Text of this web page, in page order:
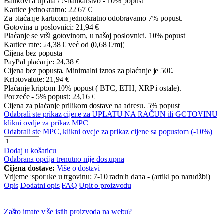
Kartice jednokratno: 22,67 €
Za plaćanje karticom jednokratno odobravamo 7% popust.
Gotovina u poslovnici: 21,94 €
Plaćanje se vrši gotovinom, u našoj poslovnici. 10% popust
Kartice rate: 24,38 € već od (0,68 €/mj)
Cijena bez popusta
PayPal plaćanje: 24,38 €
Cijena bez popusta. Minimalni iznos za plaćanje je 50€.
Kriptovalute: 21,94 €
Plaćanje kriptom 10% popust ( BTC, ETH, XRP i ostale).
Pouzeće - 5% popust: 23,16 €
Cijena za plaćanje prilikom dostave na adresu. 5% popust
Odabrali ste prikaz cijene za UPLATU NA RAČUN ili
klikni ovdje za prikaz MPC
Odabrali ste MPC, klikni ovdje za prikaz cijene sa popustom (-10%)
Dodaj u košaricu
Odabrana opcija trenutno nije dostupna
Cijena dostave: Više o dostavi
Vrijeme isporuke u trgovinu: 7-10 radnih dana - (artikl po narudžbi)
Opis Dodatni opis FAQ Upit o proizvodu
Zašto imate više istih proizvoda na webu?